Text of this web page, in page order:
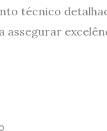
técnico
assegurar